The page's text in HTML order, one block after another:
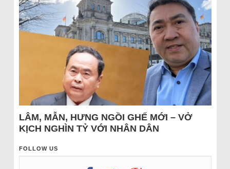
LÂM, MẪN, HƯNG NGỒI GHẾ MỚI – VỞ
KỊCH NGHÌN TỶ VỚI NHÂN DÂN
FOLLOW US